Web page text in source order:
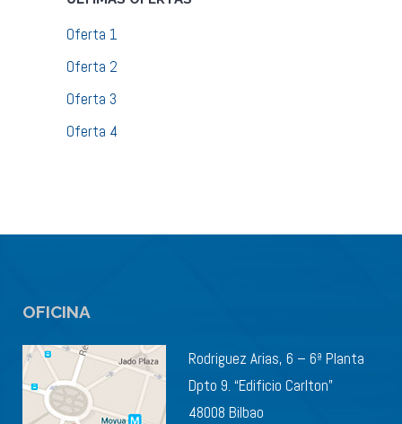
Oferta 1
Oferta 2
Oferta 3
Oferta 4
OFICINA
Rodriguez Arias, 6 – 6ª Planta
Dpto 9. “Edificio Carlton”
48008 Bilbao